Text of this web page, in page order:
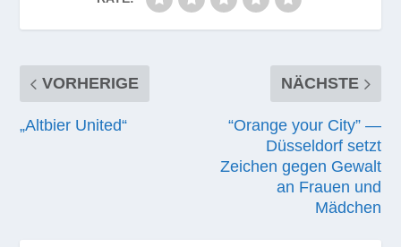
VORHERIGE
„Altbier United“
NÄCHSTE
“Orange your City” —
Düsseldorf setzt
Zeichen gegen Gewalt
an Frauen und
Mädchen